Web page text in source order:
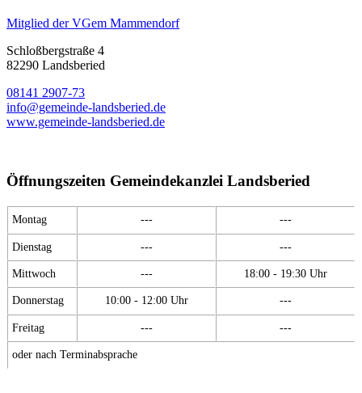
Mitglied der VGem Mammendorf
Schloßbergstraße 4
82290 Landsberied
08141 2907-73
info@gemeinde-landsberied.de
www.gemeinde-landsberied.de
Öffnungszeiten Gemeindekanzlei Landsberied
Montag --- ---
Dienstag --- ---
Mittwoch --- 18:00 - 19:30 Uhr
Donnerstag 10:00 - 12:00 Uhr ---
Freitag --- ---
oder nach Terminabsprache